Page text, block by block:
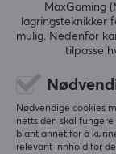
Genesis Carbon 500
Freyr K
Level 4
over
MaxGaming
lagringsteknikker
mulig. Nedenfor
tilpasse
Nødvendige cookies
nettsiden skal
blant annet for å
relevant innhold for